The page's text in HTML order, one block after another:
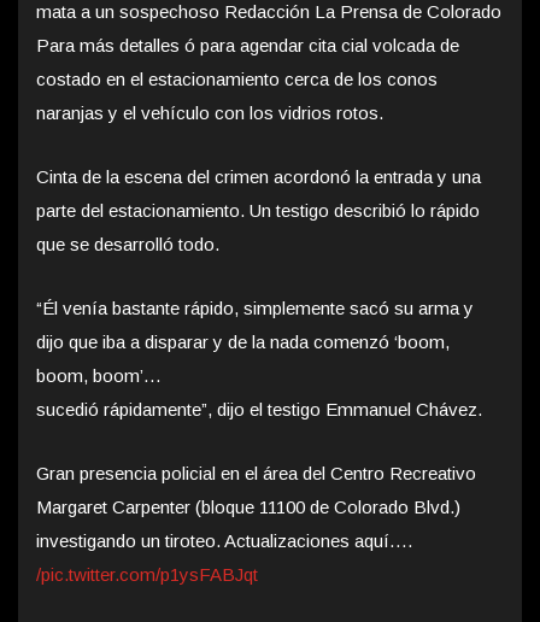
mata a un sospechoso Redacción La Prensa de Colorado
Para más detalles ó para agendar cita cial volcada de
costado en el estacionamiento cerca de los conos
naranjas y el vehículo con los vidrios rotos.
Cinta de la escena del crimen acordonó la entrada y una
parte del estacionamiento. Un testigo describió lo rápido
que se desarrolló todo.
“Él venía bastante rápido, simplemente sacó su arma y
dijo que iba a disparar y de la nada comenzó ‘boom,
boom, boom’…
sucedió rápidamente”, dijo el testigo Emmanuel Chávez.
Gran presencia policial en el área del Centro Recreativo
Margaret Carpenter (bloque 11100 de Colorado Blvd.)
investigando un tiroteo. Actualizaciones aquí….
/pic.twitter.com/p1ysFABJqt